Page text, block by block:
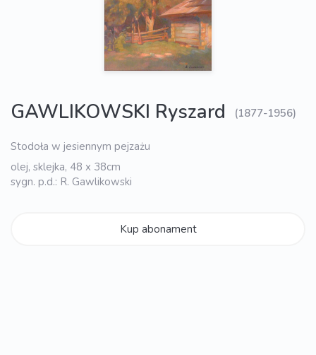
GAWLIKOWSKI Ryszard (1877-1956)
Stodoła w jesiennym pejzażu
olej, sklejka, 48 x 38cm
sygn. p.d.: R. Gawlikowski
Kup abonament